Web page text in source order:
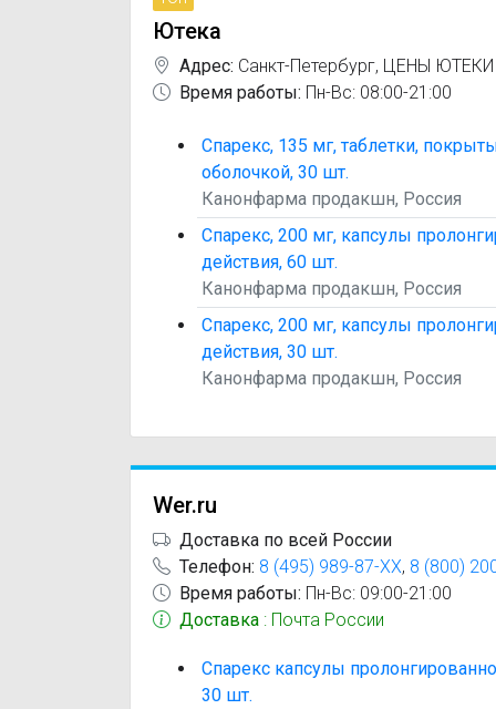
Ютека
Адрес: Санкт-Петербург, ЦЕНЫ ЮТЕКИ
Время работы: Пн-Вс: 08:00-21:00
Спарекс, 135 мг, таблетки,
оболочкой, 30 шт.
Канонфарма продакшн, Россия
Спарекс, 200 мг, капсулы
действия, 60 шт.
Канонфарма продакшн, Россия
Спарекс, 200 мг, капсулы
действия, 30 шт.
Канонфарма продакшн, Россия
Wer.ru
Доставка по всей России
Телефон: 8 (495) 989-87-XX, 8 (800)
Время работы: Пн-Вс: 09:00-21:00
Доставка : Почта России
Спарекс капсулы
30 шт.